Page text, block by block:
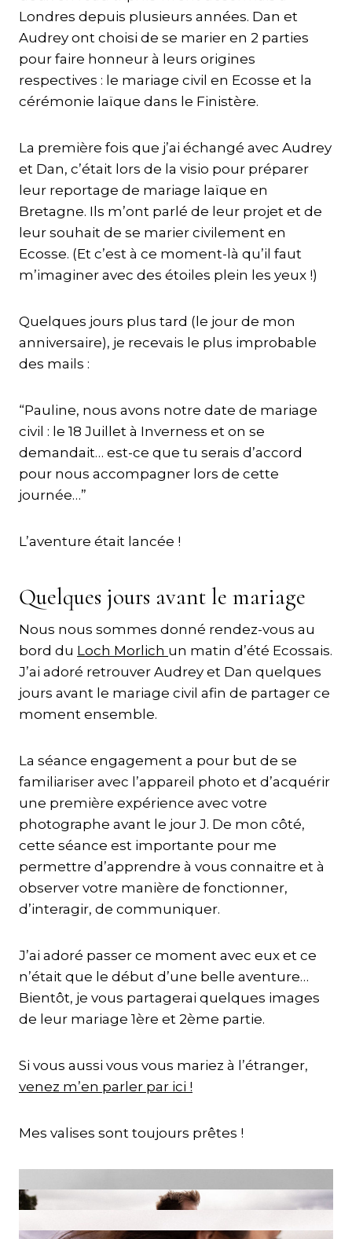
Londres depuis plusieurs années. Dan et
Audrey ont choisi de se marier en 2 parties
pour faire honneur à leurs origines
respectives : le mariage civil en Ecosse et la
cérémonie laïque dans le Finistère.
La première fois que j’ai échangé avec Audrey
et Dan, c’était lors de la visio pour préparer
leur reportage de mariage laïque en
Bretagne. Ils m’ont parlé de leur projet et de
leur souhait de se marier civilement en
Ecosse. (Et c’est à ce moment-là qu’il faut
m’imaginer avec des étoiles plein les yeux !)
Quelques jours plus tard (le jour de mon
anniversaire), je recevais le plus improbable
des mails :
“Pauline, nous avons notre date de mariage
civil : le 18 Juillet à Inverness et on se
demandait… est-ce que tu serais d’accord
pour nous accompagner lors de cette
journée…”
L’aventure était lancée !
Quelques jours avant le mariage
Nous nous sommes donné rendez-vous au
bord du Loch Morlich un matin d’été Ecossais.
J’ai adoré retrouver Audrey et Dan quelques
jours avant le mariage civil afin de partager ce
moment ensemble.
La séance engagement a pour but de se
familiariser avec l’appareil photo et d’acquérir
une première expérience avec votre
photographe avant le jour J. De mon côté,
cette séance est importante pour me
permettre d’apprendre à vous connaitre et à
observer votre manière de fonctionner,
d’interagir, de communiquer.
J’ai adoré passer ce moment avec eux et ce
n’était que le début d’une belle aventure…
Bientôt, je vous partagerai quelques images
de leur mariage 1ère et 2ème partie.
Si vous aussi vous vous mariez à l’étranger,
venez m’en parler par ici !
Mes valises sont toujours prêtes !